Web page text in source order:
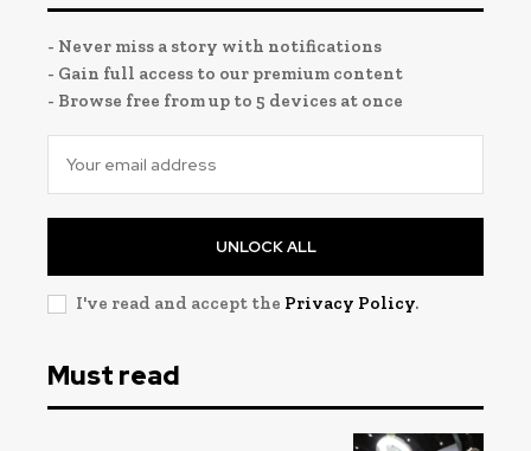
- Never miss a story with notifications
- Gain full access to our premium content
- Browse free from up to 5 devices at once
UNLOCK ALL
I've read and accept the Privacy Policy.
Must read